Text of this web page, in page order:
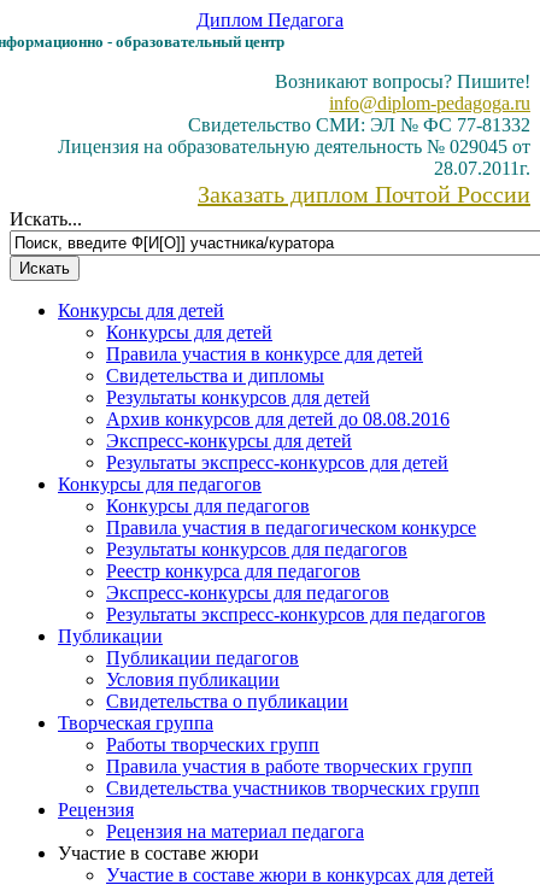
Диплом Педагога
- образовательный центр
Возникают вопросы? Пишите!
info@diplom-pedagoga.ru
Свидетельство СМИ: ЭЛ № ФС 77-81332
Лицензия на образовательную деятельность № 029045 от
28.07.2011г.
Заказать диплом Почтой России
Искать...
Конкурсы для детей
Конкурсы для детей
Правила участия в конкурсе для детей
Свидетельства и дипломы
Результаты конкурсов для детей
Архив конкурсов для детей до 08.08.2016
Экспресс-конкурсы для детей
Результаты экспресс-конкурсов для детей
Конкурсы для педагогов
Конкурсы для педагогов
Правила участия в педагогическом конкурсе
Результаты конкурсов для педагогов
Реестр конкурса для педагогов
Экспресс-конкурсы для педагогов
Результаты экспресс-конкурсов для педагогов
Публикации
Публикации педагогов
Условия публикации
Свидетельства о публикации
Творческая группа
Работы творческих групп
Правила участия в работе творческих групп
Свидетельства участников творческих групп
Рецензия
Рецензия на материал педагога
Участие в составе жюри
Участие в составе жюри в конкурсах для детей